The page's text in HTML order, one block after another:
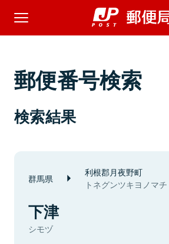
郵便番号検索
検索結果
群馬県 利根郡月夜野町
トネグンツキヨノマチ
下津
シモヅ